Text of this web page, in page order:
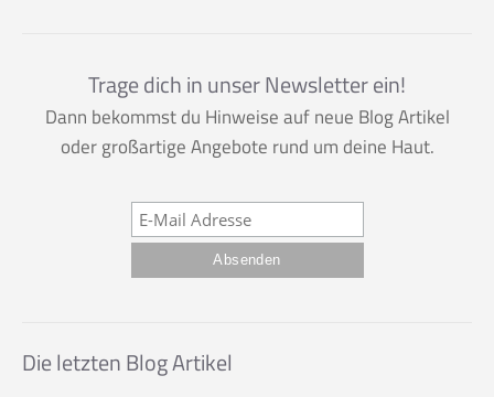
Trage dich in unser Newsletter ein!
Dann bekommst du Hinweise auf neue Blog Artikel
oder großartige Angebote rund um deine Haut.
Die letzten Blog Artikel